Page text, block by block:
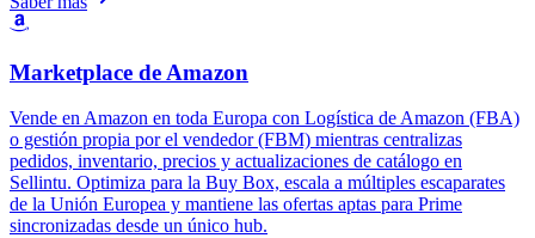
Marketplace de Amazon
Vende en Amazon en toda Europa con Logística de Amazon (FBA)
o gestión propia por el vendedor (FBM) mientras centralizas
pedidos, inventario, precios y actualizaciones de catálogo en
Sellintu. Optimiza para la Buy Box, escala a múltiples escaparates
de la Unión Europea y mantiene las ofertas aptas para Prime
sincronizadas desde un único hub.